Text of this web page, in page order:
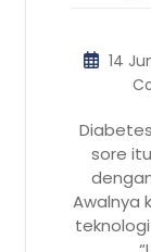
14
sore
Awalnya